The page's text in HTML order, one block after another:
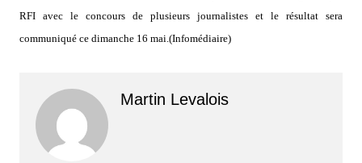
RFI avec le concours de plusieurs journalistes et le résultat sera
communiqué ce dimanche 16 mai.(Infomédiaire)
Martin Levalois